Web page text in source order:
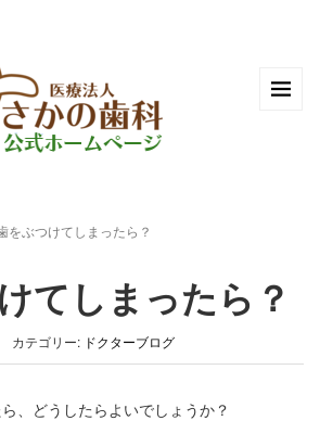
をぶつけてしまったら？
てしまったら？
カテゴリー: ドクターブログ
、どうしたらよいでしょうか？